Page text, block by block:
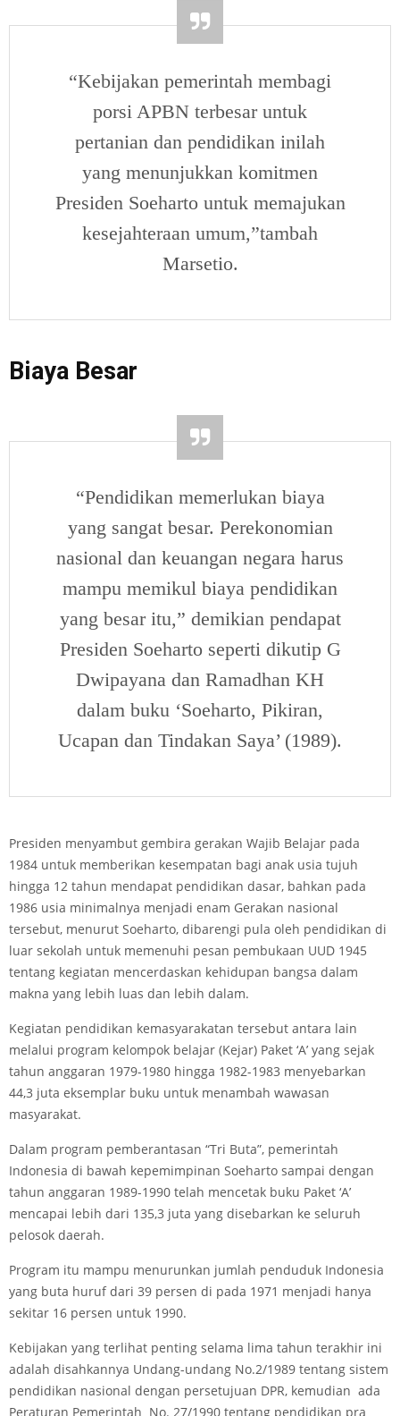
“Kebijakan pemerintah membagi
porsi APBN terbesar untuk
pertanian dan pendidikan inilah
yang menunjukkan komitmen
Presiden Soeharto untuk memajukan
kesejahteraan umum,”tambah
Marsetio.
Biaya Besar
“Pendidikan memerlukan biaya
yang sangat besar. Perekonomian
nasional dan keuangan negara harus
mampu memikul biaya pendidikan
yang besar itu,” demikian pendapat
Presiden Soeharto seperti dikutip G
Dwipayana dan Ramadhan KH
dalam buku ‘Soeharto, Pikiran,
Ucapan dan Tindakan Saya’ (1989).
Presiden menyambut gembira gerakan Wajib Belajar pada
1984 untuk memberikan kesempatan bagi anak usia tujuh
hingga 12 tahun mendapat pendidikan dasar, bahkan pada
1986 usia minimalnya menjadi enam Gerakan nasional
tersebut, menurut Soeharto, dibarengi pula oleh pendidikan di
luar sekolah untuk memenuhi pesan pembukaan UUD 1945
tentang kegiatan mencerdaskan kehidupan bangsa dalam
makna yang lebih luas dan lebih dalam.
Kegiatan pendidikan kemasyarakatan tersebut antara lain
melalui program kelompok belajar (Kejar) Paket ‘A’ yang sejak
tahun anggaran 1979-1980 hingga 1982-1983 menyebarkan
44,3 juta eksemplar buku untuk menambah wawasan
masyarakat.
Dalam program pemberantasan “Tri Buta”, pemerintah
Indonesia di bawah kepemimpinan Soeharto sampai dengan
tahun anggaran 1989-1990 telah mencetak buku Paket ‘A’
mencapai lebih dari 135,3 juta yang disebarkan ke seluruh
pelosok daerah.
Program itu mampu menurunkan jumlah penduduk Indonesia
yang buta huruf dari 39 persen di pada 1971 menjadi hanya
sekitar 16 persen untuk 1990.
Kebijakan yang terlihat penting selama lima tahun terakhir ini
adalah disahkannya Undang-undang No.2/1989 tentang sistem
pendidikan nasional dengan persetujuan DPR, kemudian ada
Peraturan Pemerintah No. 27/1990 tentang pendidikan pra